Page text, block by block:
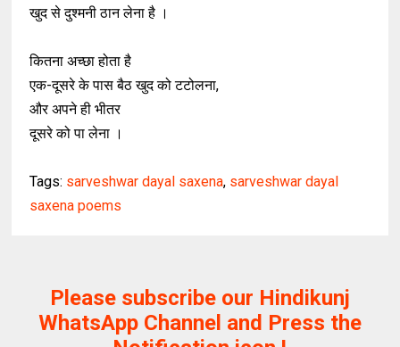
खुद से दुश्मनी ठान लेना है ।
कितना अच्छा होता है
एक-दूसरे के पास बैठ खुद को टटोलना,
और अपने ही भीतर
दूसरे को पा लेना ।
Tags: sarveshwar dayal saxena, sarveshwar dayal
saxena poems
Please subscribe our Hindikunj
WhatsApp Channel and Press the